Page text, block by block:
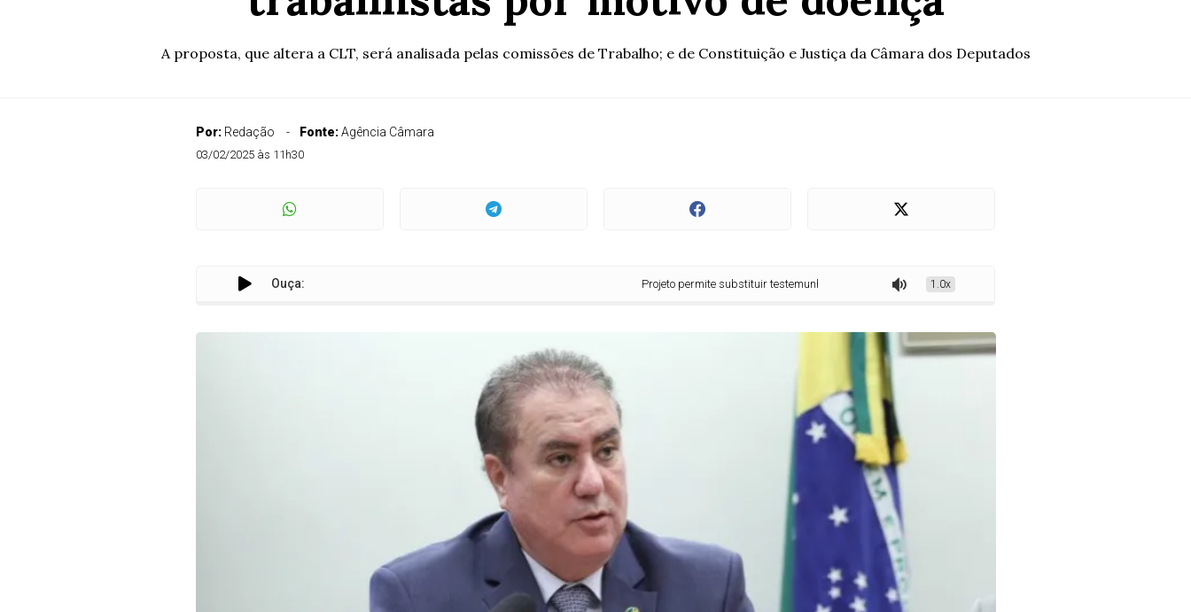
A proposta, que altera a CLT, será analisada pelas comissões de Trabalho; e de Constituição e Justiça da Câmara dos Deputados
Por: Redação Fonte:Agência Câmara
03/02/2025 às 11h30
Ouça: Projeto permite substituir testemunha em processos trabalhistas por motivo de doença
1.0x